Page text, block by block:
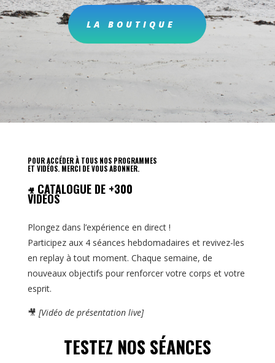
LA BOUTIQUE
POUR ACCÉDER À TOUS NOS PROGRAMMES
ET VIDÉOS. MERCI DE VOUS ABONNER.
🎥CATALOGUE DE +300
VIDÉOS
Plongez dans l’expérience en direct !
Participez aux 4 séances hebdomadaires et revivez-les
en replay à tout moment. Chaque semaine, de
nouveaux objectifs pour renforcer votre corps et votre
esprit.
🎥 [Vidéo de présentation live]
TESTEZ NOS SÉANCES